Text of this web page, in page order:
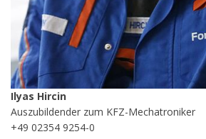
Ilyas Hircin
Auszubildender zum KFZ-Mechatroniker
+49 02354 9254-0